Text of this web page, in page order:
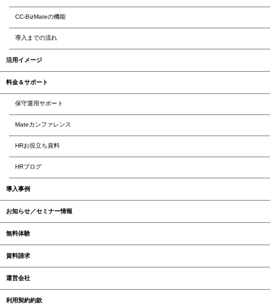
CC-BizMateの機能
導入までの流れ
活用イメージ
料金＆サポート
保守運用サポート
Mateカンファレンス
HRお役立ち資料
HRブログ
導入事例
お知らせ／セミナー情報
無料体験
資料請求
運営会社
利用契約約款